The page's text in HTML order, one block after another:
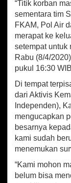
k
D
i
h
e
n
t
i
k
n
“Titik korban
sementara tim
FKAM, Pol Air
merapat ke
setempat untuk
Rabu (8/4/
pukul 16:30
Di tempat
dari Aktivis
Independen),
mengucapkan
besarnya
kami sudah
menemukan
“Kami mohon
belum bisa